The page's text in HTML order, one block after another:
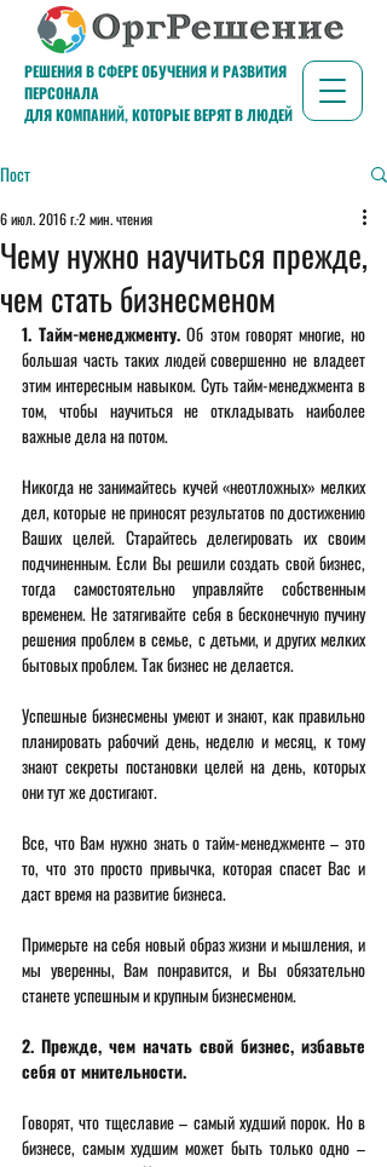
РЕШЕНИЯ В СФЕРЕ ОБУЧЕНИЯ И РАЗВИТИЯ
ПЕРСОНАЛА
ДЛЯ КОМПАНИЙ, КОТОРЫЕ ВЕРЯТ В ЛЮДЕЙ
Пост
Чему нужно научиться прежде,
чем стать бизнесменом
6 июл. 2016 г.2 мин. чтения
1. Тайм-менеджменту. Об этом говорят многие, но
большая часть таких людей совершенно не владеет
этим интересным навыком. Суть тайм-менеджмента в
том, чтобы научиться не откладывать наиболее
важные дела на потом.
Никогда не занимайтесь кучей «неотложных» мелких
дел, которые не приносят результатов по достижению
Ваших целей. Старайтесь делегировать их своим
подчиненным. Если Вы решили создать свой бизнес,
тогда самостоятельно управляйте собственным
временем. Не затягивайте себя в бесконечную пучину
решения проблем в семье, с детьми, и других мелких
бытовых проблем. Так бизнес не делается.
Успешные бизнесмены умеют и знают, как правильно
планировать рабочий день, неделю и месяц, к тому
знают секреты постановки целей на день, которых
они тут же достигают.
Все, что Вам нужно знать о тайм-менеджменте – это
то, что это просто привычка, которая спасет Вас и
даст время на развитие бизнеса.
Примерьте на себя новый образ жизни и мышления, и
мы уверенны, Вам понравится, и Вы обязательно
станете успешным и крупным бизнесменом.
2. Прежде, чем начать свой бизнес, избавьте
себя от мнительности.
Говорят, что тщеславие – самый худший порок. Но в
бизнесе, самым худшим может быть только одно –